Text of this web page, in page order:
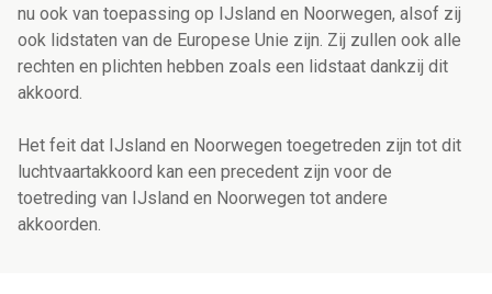
nu ook van toepassing op IJsland en Noorwegen, alsof zij
ook lidstaten van de Europese Unie zijn. Zij zullen ook alle
rechten en plichten hebben zoals een lidstaat dankzij dit
akkoord.
Het feit dat IJsland en Noorwegen toegetreden zijn tot dit
luchtvaartakkoord kan een precedent zijn voor de
toetreding van IJsland en Noorwegen tot andere
akkoorden.